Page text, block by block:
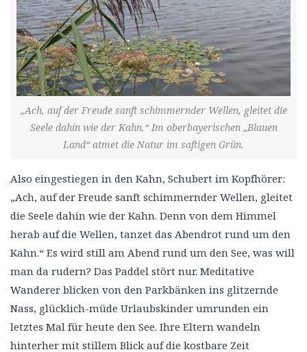
„Ach, auf der Freude sanft schimmernder Wellen, gleitet die
Seele dahin wie der Kahn.“ Im oberbayerischen „Blauen
Land“ atmet die Natur im saftigen Grün.
Also eingestiegen in den Kahn, Schubert im Kopfhörer:
„Ach, auf der Freude sanft schimmernder Wellen, gleitet
die Seele dahin wie der Kahn. Denn von dem Himmel
herab auf die Wellen, tanzet das Abendrot rund um den
Kahn.“ Es wird still am Abend rund um den See, was will
man da rudern? Das Paddel stört nur. Meditative
Wanderer blicken von den Parkbänken ins glitzernde
Nass, glücklich-müde Urlaubskinder umrunden ein
letztes Mal für heute den See. Ihre Eltern wandeln
hinterher mit stillem Blick auf die kostbare Zeit